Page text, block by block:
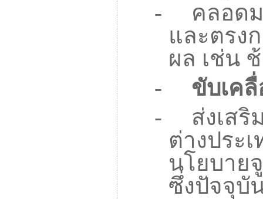
-
คลอด
และตรง
ผล เช่น
-
ขับเค
-
ส่งเส
ต่างประ
นโยบาย
ซึ่งปัจจุบั